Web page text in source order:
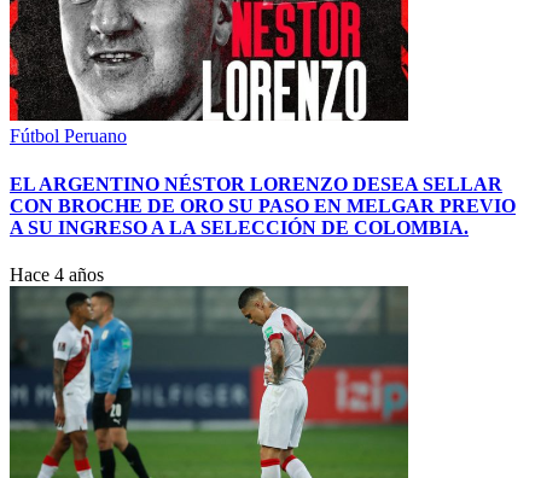
Fútbol Peruano
EL ARGENTINO NÉSTOR LORENZO DESEA SELLAR
CON BROCHE DE ORO SU PASO EN MELGAR PREVIO
A SU INGRESO A LA SELECCIÓN DE COLOMBIA.
Hace 4 años